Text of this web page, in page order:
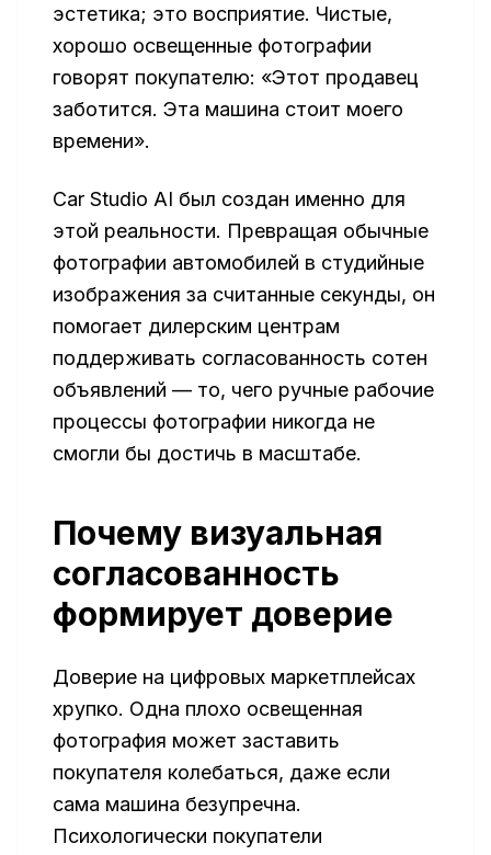
эстетика; это восприятие. Чистые,
хорошо освещенные фотографии
говорят покупателю: «Этот продавец
заботится. Эта машина стоит моего
времени».
Car Studio AI был создан именно для
этой реальности. Превращая обычные
фотографии автомобилей в студийные
изображения за считанные секунды, он
помогает дилерским центрам
поддерживать согласованность сотен
объявлений — то, чего ручные рабочие
процессы фотографии никогда не
смогли бы достичь в масштабе.
Почему визуальная
согласованность
формирует доверие
Доверие на цифровых маркетплейсах
хрупко. Одна плохо освещенная
фотография может заставить
покупателя колебаться, даже если
сама машина безупречна.
Психологически покупатели